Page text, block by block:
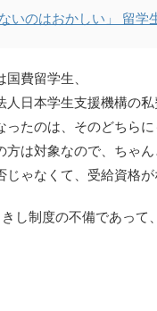
ないのはおかしい」 留
費留学生、
人日本学生支援機構の
たのは、そのどちらに
は対象なので、ちゃん
じゃなくて、受給資格が
し制度の不備であって